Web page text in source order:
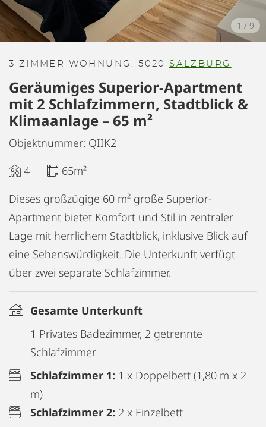
1 / 9
3 ZIMMER WOHNUNG, 5020 SALZBURG
Geräumiges Superior-Apartment
mit 2 Schlafzimmern, Stadtblick &
Klimaanlage – 65 m²
Objektnummer: QIIK2
4
65m²
Dieses großzügige 60 m² große Superior-
Apartment bietet Komfort und Stil in zentraler
Lage mit herrlichem Stadtblick, inklusive Blick auf
eine Sehenswürdigkeit. Die Unterkunft verfügt
über zwei separate Schlafzimmer.
Gesamte Unterkunft
1 Privates Badezimmer, 2 getrennte
Schlafzimmer
Schlafzimmer 1: 1 x Doppelbett (1,80 m x 2
m)
Schlafzimmer 2: 2 x Einzelbett